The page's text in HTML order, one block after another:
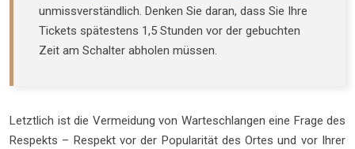
unmissverständlich. Denken Sie daran, dass Sie Ihre
Tickets spätestens 1,5 Stunden vor der gebuchten
Zeit am Schalter abholen müssen.
Letztlich ist die Vermeidung von Warteschlangen eine Frage des
Respekts – Respekt vor der Popularität des Ortes und vor Ihrer